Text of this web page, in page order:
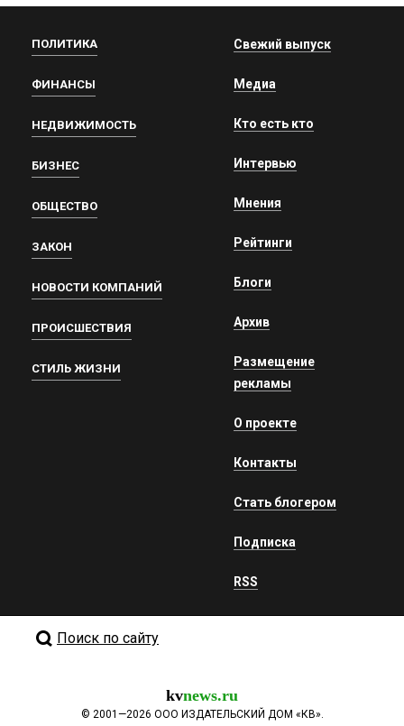
ПОЛИТИКА
ФИНАНСЫ
НЕДВИЖИМОСТЬ
БИЗНЕС
ОБЩЕСТВО
ЗАКОН
НОВОСТИ КОМПАНИЙ
ПРОИСШЕСТВИЯ
СТИЛЬ ЖИЗНИ
Свежий выпуск
Медиа
Кто есть кто
Интервью
Мнения
Рейтинги
Блоги
Архив
Размещение
рекламы
О проекте
Контакты
Стать блогером
Подписка
RSS
Поиск по сайту
kvnews.ru
© 2001—2026 ООО ИЗДАТЕЛЬСКИЙ ДОМ «КВ».